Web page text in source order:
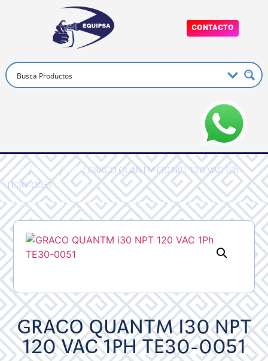
CONTACTO
Inicio/Graco/PRO/ GRACO QUANTM i30 NPT 120 VAC 1Ph
TE30-0051
GRACO QUANTM I30 NPT
120 VAC 1PH TE30-0051